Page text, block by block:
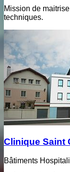
Mission de
techniques.
Clinique Saint
Bâtiments